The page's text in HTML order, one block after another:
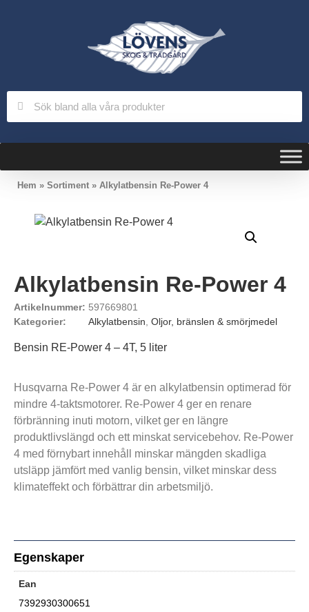
Hem » Sortiment » Alkylatbensin Re-Power 4
Alkylatbensin Re-Power 4
Artikelnummer: 597669801
Kategorier:
Alkylatbensin, Oljor, bränslen & smörjmedel
Bensin RE-Power 4 – 4T, 5 liter
Husqvarna Re-Power 4 är en alkylatbensin optimerad för
mindre 4-taktsmotorer. Re-Power 4 ger en renare
förbränning inuti motorn, vilket ger en längre
produktlivslängd och ett minskat servicebehov. Re-Power
4 med förnybart innehåll minskar mängden skadliga
utsläpp jämfört med vanlig bensin, vilket minskar dess
klimateffekt och förbättrar din arbetsmiljö.
Egenskaper
Ean
7392930300651